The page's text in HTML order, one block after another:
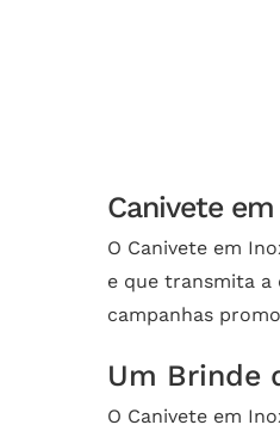
Canivete
O Canivete em
e que transmita a
campanhas
Um Brinde
O Canivete em